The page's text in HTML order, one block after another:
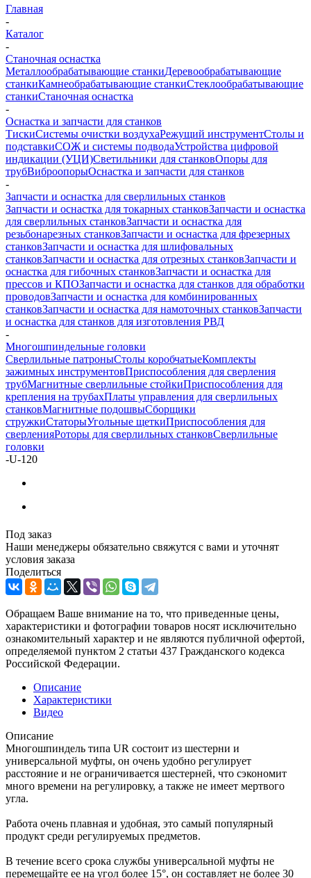
Главная
-
Каталог
-
Станочная оснастка
Металлообрабатывающие станкиДеревообрабатывающие
станкиКамнеобрабатывающие станкиСтеклообрабатывающие
станкиСтаночная оснастка
-
Оснастка и запчасти для станков
ТискиСистемы очистки воздухаРежущий инструментСтолы и
подставкиСОЖ и системы подводаУстройства цифровой
индикации (УЦИ)Светильники для станковОпоры для
трубВиброопорыОснастка и запчасти для станков
-
Запчасти и оснастка для сверлильных станков
Запчасти и оснастка для токарных станковЗапчасти и оснастка
для сверлильных станковЗапчасти и оснастка для
резьбонарезных станковЗапчасти и оснастка для фрезерных
станковЗапчасти и оснастка для шлифовальных
станковЗапчасти и оснастка для отрезных станковЗапчасти и
оснастка для гибочных станковЗапчасти и оснастка для
прессов и КПОЗапчасти и оснастка для станков для обработки
проводовЗапчасти и оснастка для комбинированных
станковЗапчасти и оснастка для намоточных станковЗапчасти
и оснастка для станков для изготовления РВД
-
Многошпиндельные головки
Сверлильные патроныСтолы коробчатыеКомплекты
зажимных инструментовПриспособления для сверления
трубМагнитные сверлильные стойкиПриспособления для
крепления на трубахПлаты управления для сверлильных
станковМагнитные подошвыСборщики
стружкиСтаторыУгольные щеткиПриспособления для
сверленияРоторы для сверлильных станковСверлильные
головки
-U-120
Под заказ
Наши менеджеры обязательно свяжутся с вами и уточнят
условия заказа
Поделиться
Обращаем Ваше внимание на то, что приведенные цены,
характеристики и фотографии товаров носят исключительно
ознакомительный характер и не являются публичной офертой,
определяемой пунктом 2 статьи 437 Гражданского кодекса
Российской Федерации.
Описание
Характеристики
Видео
Описание
Многошпиндель типа UR состоит из шестерни и
универсальной муфты, он очень удобно регулирует
расстояние и не ограничивается шестерней, что сэкономит
много времени на регулировку, а также не имеет мертвого
угла.
Работа очень плавная и удобная, это самый популярный
продукт среди регулируемых предметов.
В течение всего срока службы универсальной муфты не
перемещайте ее на угол более 15°, он составляет не более 30